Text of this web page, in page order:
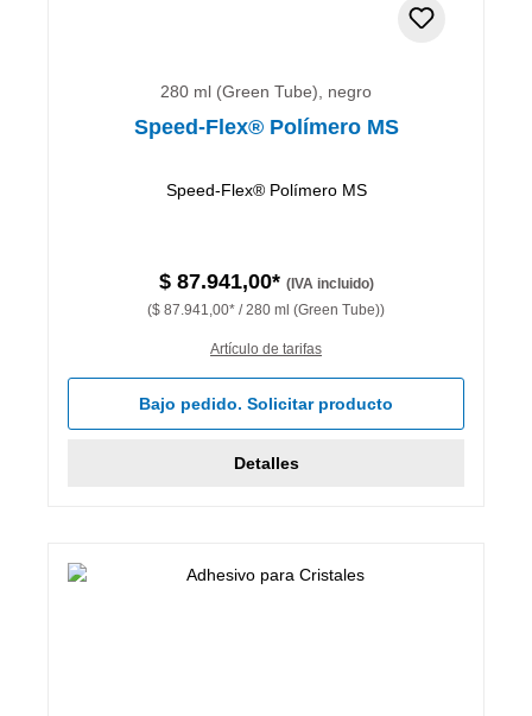
280 ml (Green Tube), negro
Speed-Flex® Polímero MS
Speed-Flex® Polímero MS
$ 87.941,00* (IVA incluido)
($ 87.941,00* / 280 ml (Green Tube))
Artículo de tarifas
Bajo pedido. Solicitar producto
Detalles